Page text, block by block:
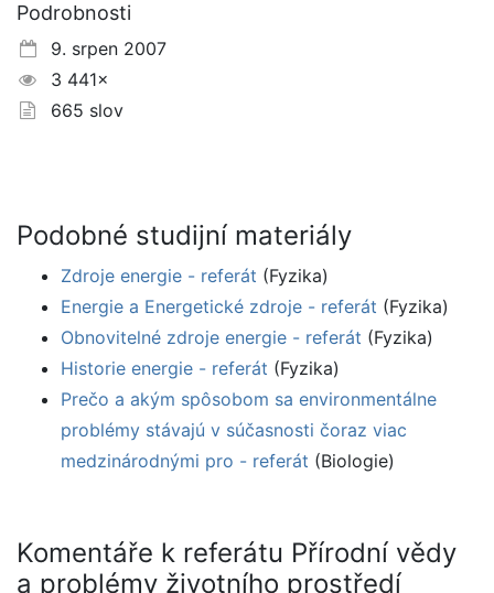
Podrobnosti
9. srpen 2007
3 441×
665 slov
Podobné studijní materiály
Zdroje energie - referát (Fyzika)
Energie a Energetické zdroje - referát (Fyzika)
Obnovitelné zdroje energie - referát (Fyzika)
Historie energie - referát (Fyzika)
Prečo a akým spôsobom sa environmentálne
problémy stávajú v súčasnosti čoraz viac
medzinárodnými pro - referát (Biologie)
Komentáře k referátu Přírodní vědy
a problémy životního prostředí